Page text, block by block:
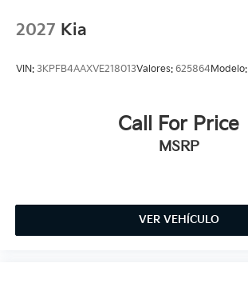
2027 Kia
VIN: 3KPFB4AAXVE218013Valores: 625864Modelo:
Call For Price
MSRP
VER VEHÍCULO